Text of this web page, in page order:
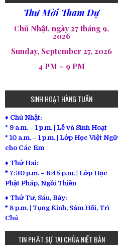
Thư Mời Tham Dự
Chủ Nhật, ngày 27 tháng 9,
2026
Sunday, September 27, 2026
4 PM – 9 PM
SINH HOẠT HÀNG TUẦN
♦ Chủ Nhật:
* 9 a.m. – 1 p.m. | Lễ và Sinh Hoạt
* 10 a.m. – 1 p.m. | Lớp Học Việt Ngữ
cho Các Em
♦ Thứ Hai:
* 7:30 p.m. – 8:45 p.m. | Lớp Học
Phật Pháp, Ngồi Thiền
♦ Thứ Tư, Sáu, Bảy:
* 8 p.m. | Tụng Kinh, Sám Hối, Trì
Chú
TIN PHẬT SỰ TẠI CHÙA NIẾT BÀN